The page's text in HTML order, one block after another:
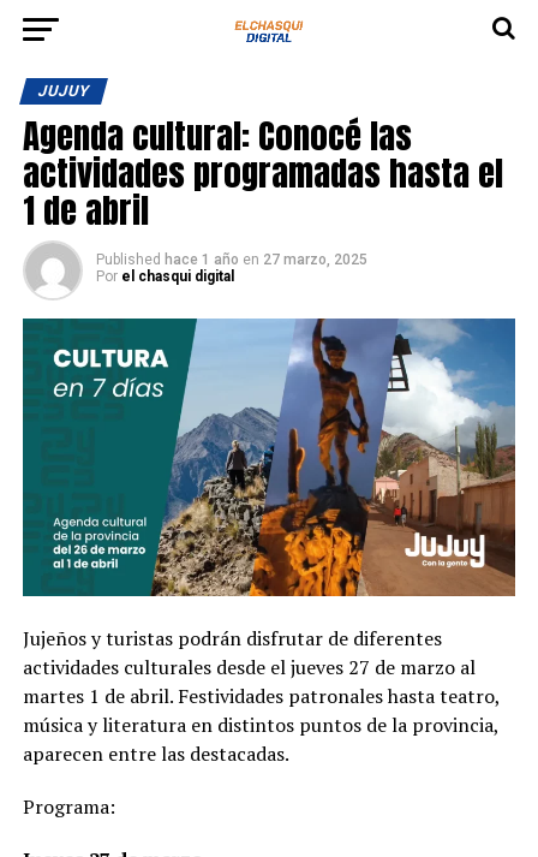
JUJUY
Agenda cultural: Conocé las
actividades programadas hasta el
1 de abril
Published hace 1 año en 27 marzo, 2025
Por el chasqui digital
Jujeños y turistas podrán disfrutar de diferentes
actividades culturales desde el jueves 27 de marzo al
martes 1 de abril. Festividades patronales hasta teatro,
música y literatura en distintos puntos de la provincia,
aparecen entre las destacadas.
Programa: